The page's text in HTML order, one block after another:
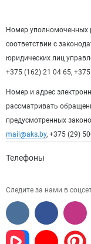
Номер уполномоченных
соответствии с
юридических лиц
+375 (162) 21 04 65,
Номер и адрес
рассматривать
предусмотренных
mail@aks.by, +375 (29)
Телефоны
Следите за нами в